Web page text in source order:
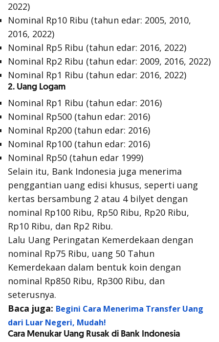
2022)
Nominal Rp10 Ribu (tahun edar: 2005, 2010,
2016, 2022)
Nominal Rp5 Ribu (tahun edar: 2016, 2022)
Nominal Rp2 Ribu (tahun edar: 2009, 2016, 2022)
Nominal Rp1 Ribu (tahun edar: 2016, 2022)
2. Uang Logam
Nominal Rp1 Ribu (tahun edar: 2016)
Nominal Rp500 (tahun edar: 2016)
Nominal Rp200 (tahun edar: 2016)
Nominal Rp100 (tahun edar: 2016)
Nominal Rp50 (tahun edar 1999)
Selain itu, Bank Indonesia juga menerima
penggantian uang edisi khusus, seperti uang
kertas bersambung 2 atau 4 bilyet dengan
nominal Rp100 Ribu, Rp50 Ribu, Rp20 Ribu,
Rp10 Ribu, dan Rp2 Ribu.
Lalu Uang Peringatan Kemerdekaan dengan
nominal Rp75 Ribu, uang 50 Tahun
Kemerdekaan dalam bentuk koin dengan
nominal Rp850 Ribu, Rp300 Ribu, dan
seterusnya.
Baca juga: Begini Cara Menerima Transfer Uang
dari Luar Negeri, Mudah!
Cara Menukar Uang Rusak di Bank Indonesia